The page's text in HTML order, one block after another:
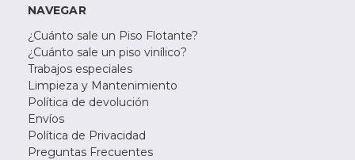
NAVEGAR
¿Cuánto sale un Piso Flotante?
¿Cuánto sale un piso vinílico?
Trabajos especiales
Limpieza y Mantenimiento
Política de devolución
Envíos
Política de Privacidad
Preguntas Frecuentes